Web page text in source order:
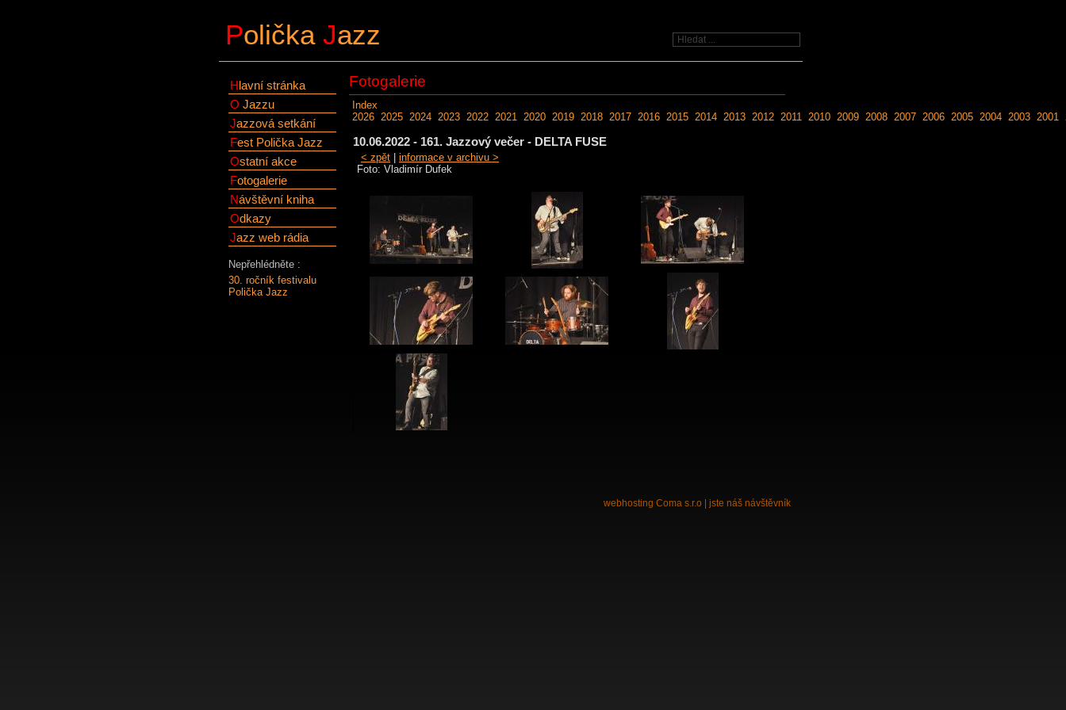
Polička Jazz
Hlavní stránka
O Jazzu
Jazzová setkání
Fest Polička Jazz
Ostatní akce
Fotogalerie
Návštěvní kniha
Odkazy
Jazz web rádia
Nepřehlédněte :
30. ročník festivalu
Polička Jazz
Fotogalerie
Index
2026 2025 2024 2023 2022 2021 2020 2019 2018 2017 2016 2015 2014 2013 2012 2011 2010 2009 2008 2007 2006 2005 2004 2003 2001
10.06.2022 - 161. Jazzový večer - DELTA FUSE
< zpět
informace v archivu >
Foto: Vladimír Dufek
webhosting Coma s.r.o | jste náš návštěvník